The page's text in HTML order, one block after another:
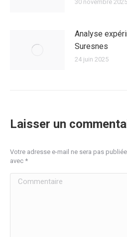
30 novembre 2025
Analyse
Suresnes
24 juin 2025
Laisser un
Votre adresse e-mail ne sera pas
avec *
Commentaire